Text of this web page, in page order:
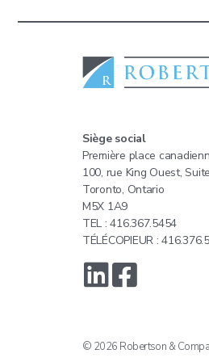
Siège social
Première place
100, rue King Ouest,
Toronto, Ontario
M5X 1A9
TEL : 416.367.5454
TÉLÉCOPIEUR :
© 2026 Robertson &